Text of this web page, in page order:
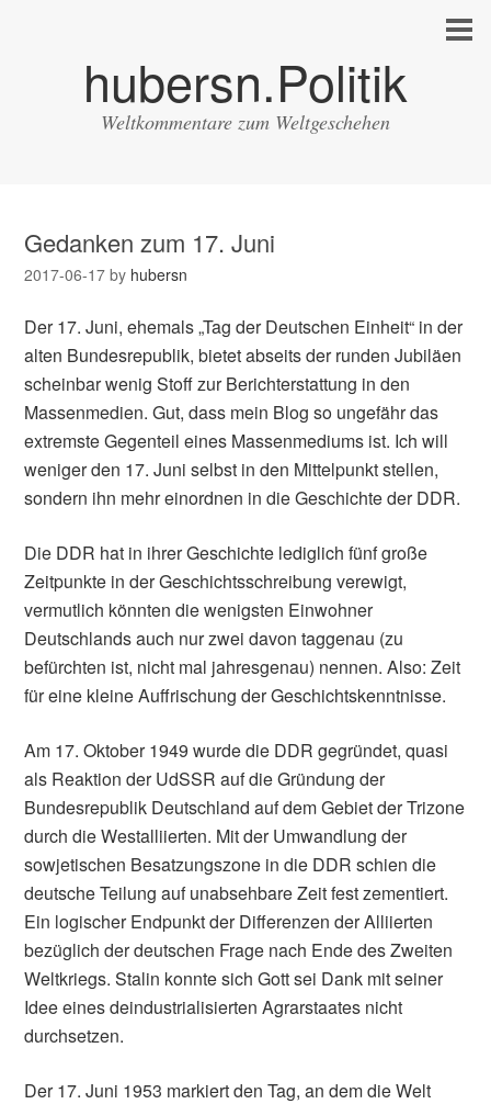
hubersn.Politik
Weltkommentare zum Weltgeschehen
Gedanken zum 17. Juni
2017-06-17 by hubersn
Der 17. Juni, ehemals „Tag der Deutschen Einheit“ in der
alten Bundesrepublik, bietet abseits der runden Jubiläen
scheinbar wenig Stoff zur Berichterstattung in den
Massenmedien. Gut, dass mein Blog so ungefähr das
extremste Gegenteil eines Massenmediums ist. Ich will
weniger den 17. Juni selbst in den Mittelpunkt stellen,
sondern ihn mehr einordnen in die Geschichte der DDR.
Die DDR hat in ihrer Geschichte lediglich fünf große
Zeitpunkte in der Geschichtsschreibung verewigt,
vermutlich könnten die wenigsten Einwohner
Deutschlands auch nur zwei davon taggenau (zu
befürchten ist, nicht mal jahresgenau) nennen. Also: Zeit
für eine kleine Auffrischung der Geschichtskenntnisse.
Am 17. Oktober 1949 wurde die DDR gegründet, quasi
als Reaktion der UdSSR auf die Gründung der
Bundesrepublik Deutschland auf dem Gebiet der Trizone
durch die Westalliierten. Mit der Umwandlung der
sowjetischen Besatzungszone in die DDR schien die
deutsche Teilung auf unabsehbare Zeit fest zementiert.
Ein logischer Endpunkt der Differenzen der Alliierten
bezüglich der deutschen Frage nach Ende des Zweiten
Weltkriegs. Stalin konnte sich Gott sei Dank mit seiner
Idee eines deindustrialisierten Agrarstaates nicht
durchsetzen.
Der 17. Juni 1953 markiert den Tag, an dem die Welt